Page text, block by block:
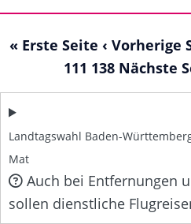
« Erste Seite ‹ Vorherige
111 138 Nächste
Landtagswahl Baden-
Mat
Auch bei Entfernungen
sollen dienstliche